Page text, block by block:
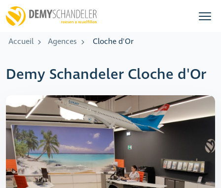
Accueil Agences Cloche d'Or
Demy Schandeler Cloche d'Or